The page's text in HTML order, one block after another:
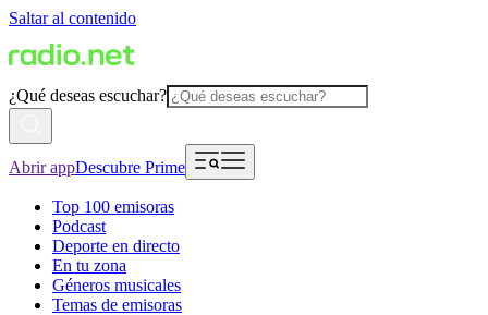
Saltar al contenido
¿Qué deseas escuchar?
Abrir appDescubre Prime
Top 100 emisoras
Podcast
Deporte en directo
En tu zona
Géneros musicales
Temas de emisoras